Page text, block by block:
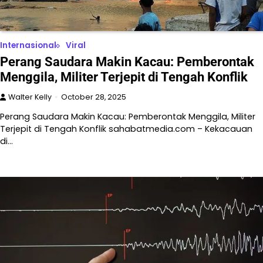
Internasional Viral
Perang Saudara Makin Kacau: Pemberontak
Menggila, Militer Terjepit di Tengah Konflik
Walter Kelly October 28, 2025
Perang Saudara Makin Kacau: Pemberontak Menggila, Militer
Terjepit di Tengah Konflik sahabatmedia.com – Kekacauan
di…